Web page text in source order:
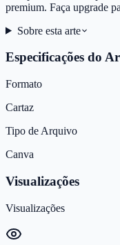
premium. Faça upgrade
Sobre esta arte
Especificações do
Formato
Cartaz
Tipo de Arquivo
Canva
Visualizações
Visualizações